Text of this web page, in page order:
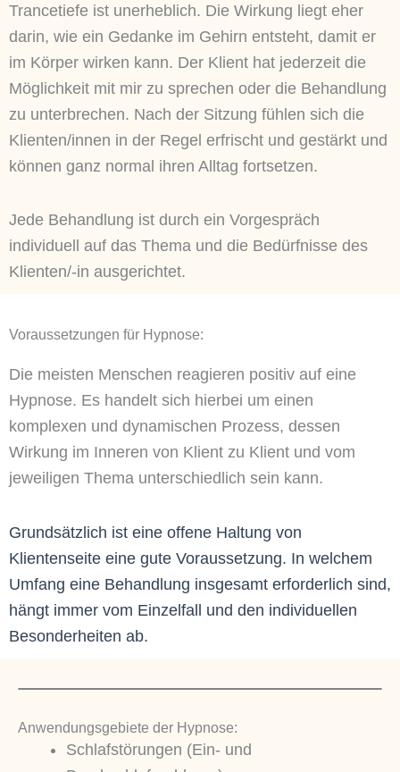
Trancetiefe ist unerheblich. Die Wirkung liegt eher
darin, wie ein Gedanke im Gehirn entsteht, damit er
im Körper wirken kann. Der Klient hat jederzeit die
Möglichkeit mit mir zu sprechen oder die Behandlung
zu unterbrechen. Nach der Sitzung fühlen sich die
Klienten/innen in der Regel erfrischt und gestärkt und
können ganz normal ihren Alltag fortsetzen.
Jede Behandlung ist durch ein Vorgespräch
individuell auf das Thema und die Bedürfnisse des
Klienten/-in ausgerichtet.
Voraussetzungen für Hypnose:
Die meisten Menschen reagieren positiv auf eine
Hypnose. Es handelt sich hierbei um einen
komplexen und dynamischen Prozess, dessen
Wirkung im Inneren von Klient zu Klient und vom
jeweiligen Thema unterschiedlich sein kann.
Grundsätzlich ist eine offene Haltung von
Klientenseite eine gute Voraussetzung. In welchem
Umfang eine Behandlung insgesamt erforderlich sind,
hängt immer vom Einzelfall und den individuellen
Besonderheiten ab.
Anwendungsgebiete der Hypnose:
Schlafstörungen (Ein- und